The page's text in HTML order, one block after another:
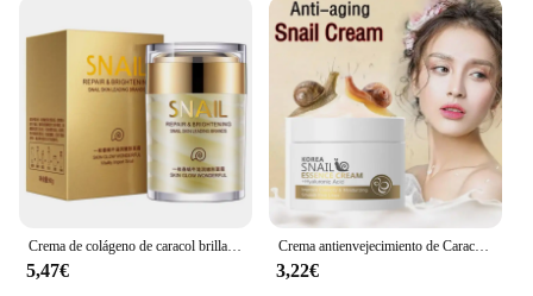
the gift of beauty, our Collagen Snail Facial Cream
is available in sets, making it an ideal choice for
wholesale and vendor purchases. Its compact size
and lightweight design make it a perfect travel
companion, ensuring that you can maintain your
skincare routine even when on the go. The cream's
versatility extends to all skin types, making it a
must-have for anyone seeking to enhance their
skin's health and appearance.
**Adaptive and Sustainable**
Crema de colágeno de caracol brillante, hidratante, anti - envejecimiento, crema facial compacta, piel lisa, productos de reparación para el cuidado de la piel coreanos 60g
5,47€
Crema antienvejecimiento de Caracol, crema hidratante de colágeno, reparación nutritiva, elevación facial dañada, firme, suave, brillante, blanqueamiento, crema de día para el cuidado de la piel
3,22€